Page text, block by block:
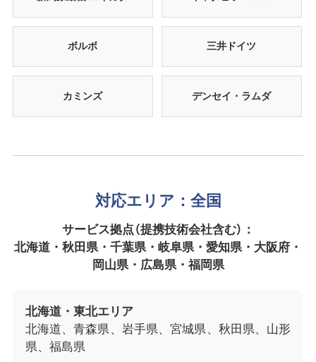
ボルボ 三井ドイツ
カミンズ デンセイ・ラムダ
対応エリア：全国
サービス拠点（提携技術会社含む）：
北海道・秋田県・千葉県・岐阜県・愛知県・大阪府・
岡山県・広島県・福岡県
北海道・東北エリア
北海道、青森県、岩手県、宮城県、秋田県、山形
県、福島県